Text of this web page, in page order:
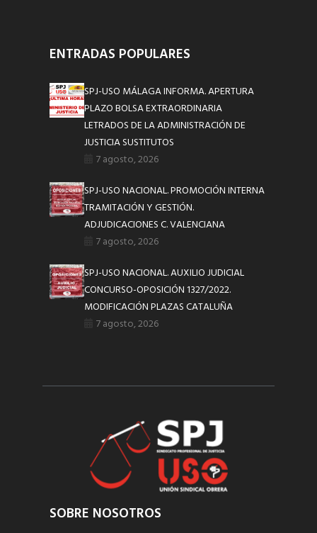
ENTRADAS POPULARES
SPJ-USO MÁLAGA INFORMA. APERTURA
PLAZO BOLSA EXTRAORDINARIA
LETRADOS DE LA ADMINISTRACIÓN DE
JUSTICIA SUSTITUTOS
7 agosto, 2026
SPJ-USO NACIONAL. PROMOCIÓN INTERNA
TRAMITACIÓN Y GESTIÓN.
ADJUDICACIONES C. VALENCIANA
7 agosto, 2026
SPJ-USO NACIONAL. AUXILIO JUDICIAL
CONCURSO-OPOSICIÓN 1327/2022.
MODIFICACIÓN PLAZAS CATALUÑA
7 agosto, 2026
SOBRE NOSOTROS